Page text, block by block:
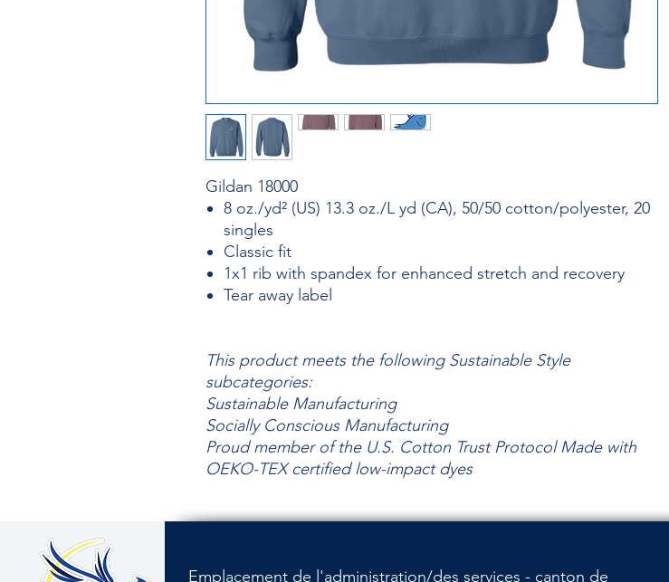
Gildan 18000
8 oz./yd² (US) 13.3 oz./L yd (CA), 50/50 cotton/polyester, 20
singles
Classic fit
1x1 rib with spandex for enhanced stretch and recovery
Tear away label
This product meets the following Sustainable Style
subcategories:
Sustainable Manufacturing
Socially Conscious Manufacturing
Proud member of the U.S. Cotton Trust Protocol Made with
OEKO-TEX certified low-impact dyes
Emplacement de l'administration/des services - canton de